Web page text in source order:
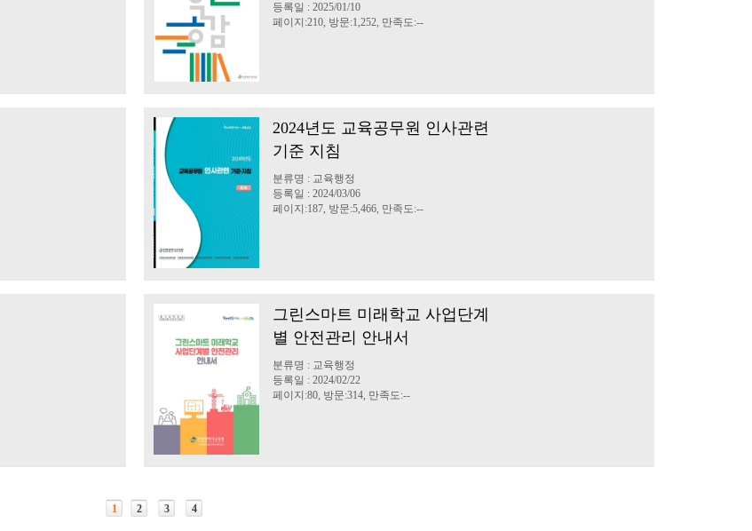
등록일 : 2025/01/10
페이지:210, 방문:1,252, 만족도:--
2024년도 교육공무원 인사관련
기준 지침
분류명 : 교육행정
등록일 : 2024/03/06
페이지:187, 방문:5,466, 만족도:--
그린스마트 미래학교 사업단계
별 안전관리 안내서
분류명 : 교육행정
등록일 : 2024/02/22
페이지:80, 방문:314, 만족도:--
1 2 3 4